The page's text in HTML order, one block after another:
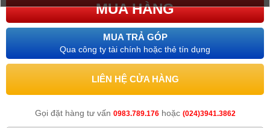
MUA HÀNG
MUA TRẢ GÓP
Qua công ty tài chính hoặc thẻ tín dụng
LIÊN HỆ CỬA HÀNG
Gọi đặt hàng tư vấn 0983.789.176hoặc (024)3941.3862